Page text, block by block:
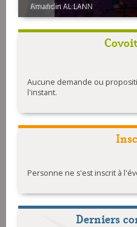
Amañdin AL LANN
Aucune demande ou
l'instant.
Personne ne s'est inscrit à
Derniers